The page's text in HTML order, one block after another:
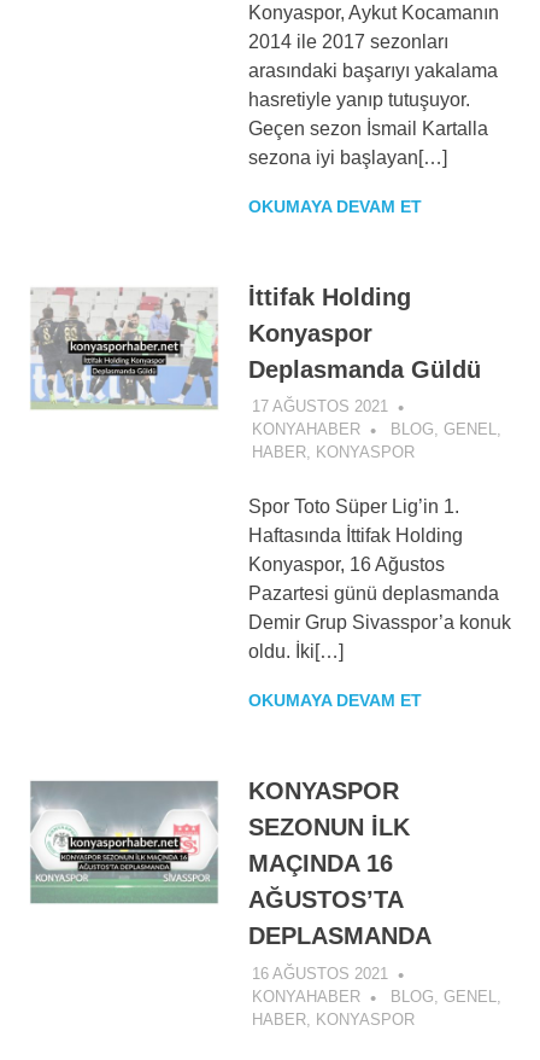
Konyaspor, Aykut Kocamanın
2014 ile 2017 sezonları
arasındaki başarıyı yakalama
hasretiyle yanıp tutuşuyor.
Geçen sezon İsmail Kartalla
sezona iyi başlayan[…]
OKUMAYA DEVAM ET
İttifak Holding
Konyaspor
Deplasmanda Güldü
17 AĞUSTOS 2021
KONYAHABER
BLOG, GENEL,
HABER, KONYASPOR
Spor Toto Süper Lig’in 1.
Haftasında İttifak Holding
Konyaspor, 16 Ağustos
Pazartesi günü deplasmanda
Demir Grup Sivasspor’a konuk
oldu. İki[…]
OKUMAYA DEVAM ET
KONYASPOR
SEZONUN İLK
MAÇINDA 16
AĞUSTOS’TA
DEPLASMANDA
16 AĞUSTOS 2021
KONYAHABER
BLOG GENEL
HABER, KONYASPOR